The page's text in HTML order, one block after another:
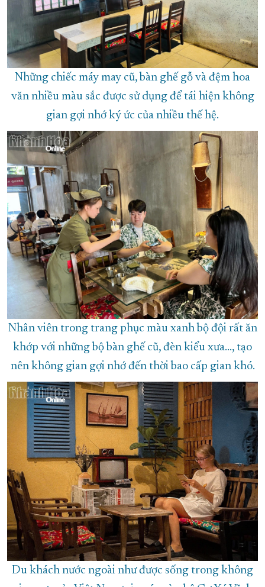
Những chiếc máy may cũ, bàn ghế gỗ và đệm hoa
văn nhiều màu sắc được sử dụng để tái hiện không
gian gợi nhớ ký ức của nhiều thế hệ.
Nhân viên trong trang phục màu xanh bộ đội rất ăn
khớp với những bộ bàn ghế cũ, đèn kiểu xưa..., tạo
nên không gian gợi nhớ đến thời bao cấp gian khó.
Du khách nước ngoài như được sống trong không